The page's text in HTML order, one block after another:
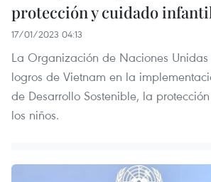
protección y cuidado
17/01/2023 04:13
La Organización de Naciones
logros de Vietnam en la
de Desarrollo Sostenible, la
los niños.